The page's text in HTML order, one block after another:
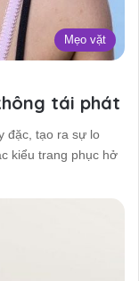
Mẹo vặt
tái phát
đặc, tạo ra sự lo
kiểu trang phục hở